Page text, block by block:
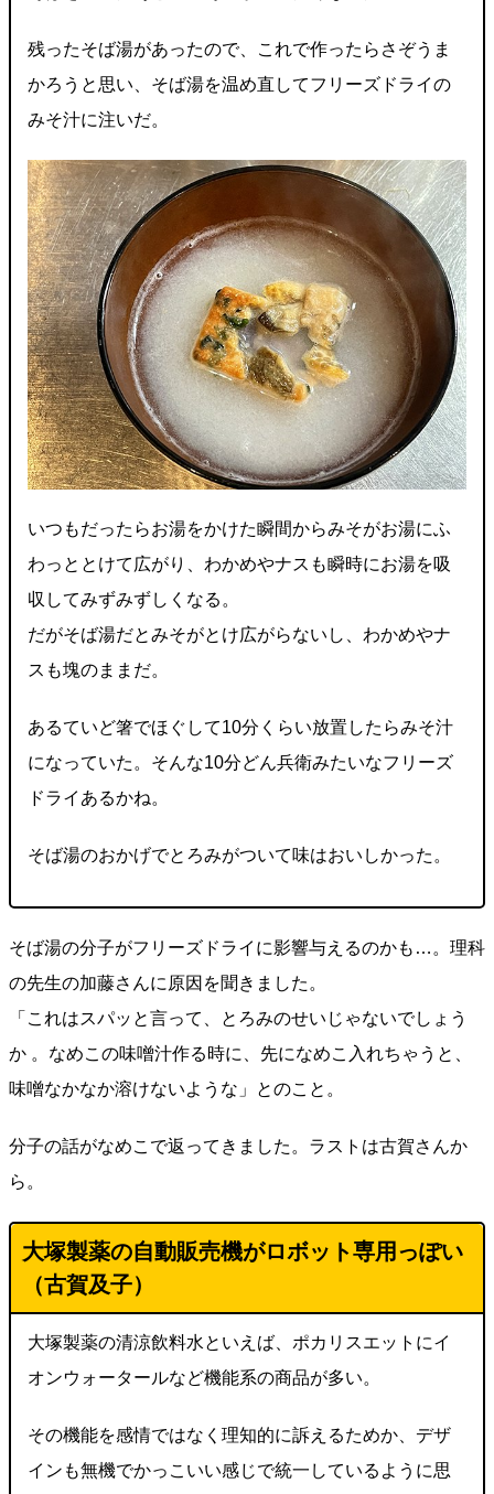
残ったそば湯があったので、これで作ったらさぞうま
かろうと思い、そば湯を温め直してフリーズドライの
みそ汁に注いだ。
いつもだったらお湯をかけた瞬間からみそがお湯にふ
わっととけて広がり、わかめやナスも瞬時にお湯を吸
収してみずみずしくなる。
だがそば湯だとみそがとけ広がらないし、わかめやナ
スも塊のままだ。
あるていど箸でほぐして10分くらい放置したらみそ汁
になっていた。そんな10分どん兵衛みたいなフリーズ
ドライあるかね。
そば湯のおかげでとろみがついて味はおいしかった。
そば湯の分子がフリーズドライに影響与えるのかも…。理科
の先生の加藤さんに原因を聞きました。
「これはスパッと言って、とろみのせいじゃないでしょう
か 。なめこの味噌汁作る時に、先になめこ入れちゃうと、
味噌なかなか溶けないような」とのこと。
分子の話がなめこで返ってきました。ラストは古賀さんか
ら。
大塚製薬の自動販売機がロボット専用っぽい
（古賀及子）
大塚製薬の清涼飲料水といえば、ポカリスエットにイ
オンウォータールなど機能系の商品が多い。
その機能を感情ではなく理知的に訴えるためか、デザ
インも無機でかっこいい感じで統一しているように思